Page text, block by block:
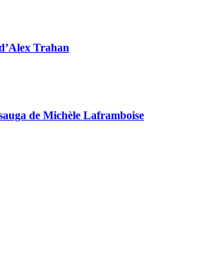
Trahan
de Michèle Laframboise